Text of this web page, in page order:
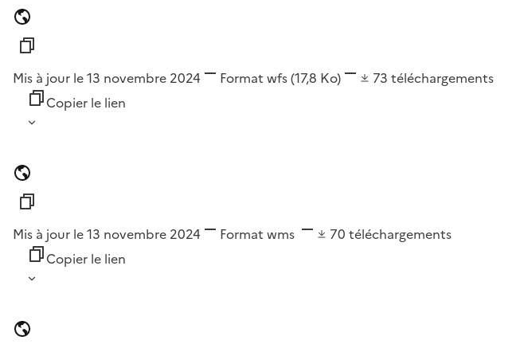
Mis à jour le 13 novembre 2024 Format wfs(17,8 Ko) 73 téléchargements
Copier le lien
Mis à jour le 13 novembre 2024 Format wms 70 téléchargements
Copier le lien